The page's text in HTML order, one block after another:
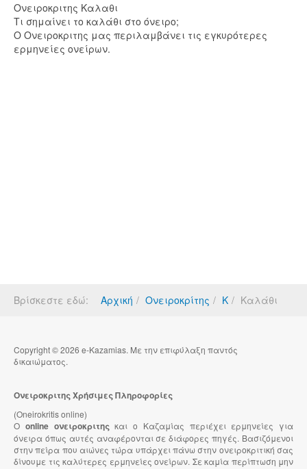
Ονειροκριτης Καλαθι
Τι σημαίνει το καλάθι στο όνειρο;
Ο Ονειροκριτης μας περιλαμβάνει τις εγκυρότερες
ερμηνείες ονείρων.
Βρίσκεστε εδώ: Αρχική Ονειροκρίτης Κ Καλάθι
Copyright © 2026 e-Kazamias. Με την επιφύλαξη παντός
δικαιώματος.
Ονειροκριτης Χρήσιμες Πληροφορίες
(Oneirokritis online)
Ο online ονειροκριτηςκαι ο Καζαμίας περιέχει ερμηνείες για
όνειρα όπως αυτές αναφέρονται σε διάφορες πηγές. Βασιζόμενοι
στην πείρα που αιώνες τώρα υπάρχει πάνω στην ονειροκριτική σας
δίνουμε τις καλύτερες ερμηνείες ονείρων. Σε καμία περίπτωση μην